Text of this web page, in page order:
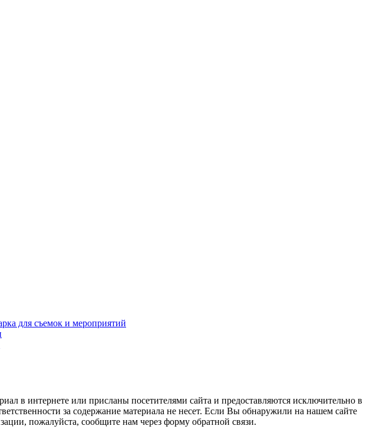
для съемок и мероприятий
в интернете или присланы посетителями сайта и предоставляются исключительно в
за содержание материала не несет. Если Вы обнаружили на нашем сайте
пожалуйста, сообщите нам через форму обратной связи.